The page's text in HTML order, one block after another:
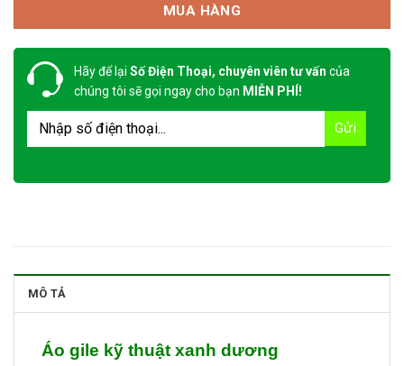
MUA HÀNG
Hãy để lại Số Điện Thoại, chuyên viên tư vấn của
chúng tôi sẽ gọi ngay cho bạn MIỄN PHÍ!
MÔ TẢ
Áo gile kỹ thuật xanh dương